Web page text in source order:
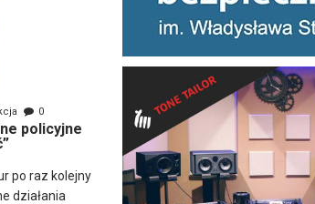
0
policyjne
po raz kolejny
działania